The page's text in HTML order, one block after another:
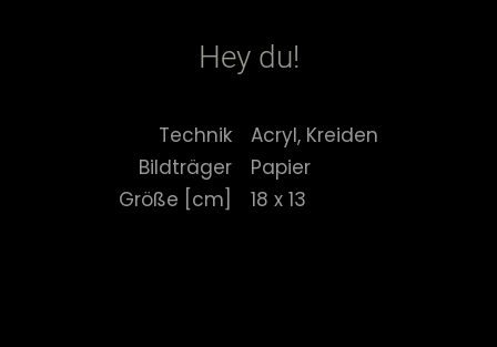
Hey du!
Technik
Acryl, Kreiden
Bildträger
Papier
Größe [cm]
18 x 13